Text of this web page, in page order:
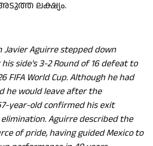
ലക്ഷ്യം.
Javier Aguirre stepped down
side's 3-2 Round of 16 defeat to
FIFA World Cup. Although he had
he would leave after the
year-old confirmed his exit
Aguirre described the
of pride, having guided Mexico to